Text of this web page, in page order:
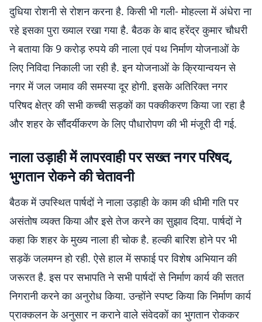
दुधिया रोशनी से रोशन करना है. किसी भी गली- मोहल्ला में अंधेरा ना
रहे इसका पुरा ख्याल रखा गया है. बैठक के बाद हरेंद्र कुमार चौधरी
ने बताया कि 9 करोड़ रुपये की नाला एवं पथ निर्माण योजनाओं के
लिए निविदा निकाली जा रही है. इन योजनाओं के क्रियान्वयन से
नगर में जल जमाव की समस्या दूर होगी. इसके अतिरिक्त नगर
परिषद क्षेत्र की सभी कच्ची सड़कों का पक्कीकरण किया जा रहा है
और शहर के सौंदर्यीकरण के लिए पौधारोपण की भी मंजूरी दी गई.
नाला उड़ाही में लापरवाही पर सख्त नगर परिषद,
भुगतान रोकने की चेतावनी
बैठक में उपस्थित पार्षदों ने नाला उड़ाही के काम की धीमी गति पर
असंतोष व्यक्त किया और इसे तेज करने का सुझाव दिया. पार्षदों ने
कहा कि शहर के मुख्य नाला ही चोक है. हल्की बारिश होने पर भी
सड़कें जलमग्न हो रही. ऐसे हाल में सफाई पर विशेष अभियान की
जरूरत है. इस पर सभापति ने सभी पार्षदों से निर्माण कार्य की सतत
निगरानी करने का अनुरोध किया. उन्होंने स्पष्ट किया कि निर्माण कार्य
प्राक्कलन के अनुसार न कराने वाले संवेदकों का भुगतान रोककर